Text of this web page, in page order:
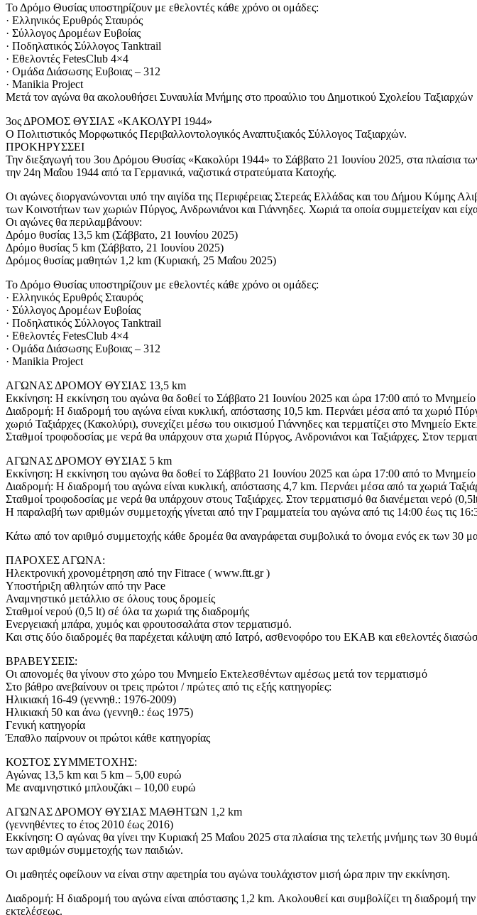
Το Δρόμο Θυσίας υποστηρίζουν με εθελοντές κάθε χρόνο οι ομάδες:
· Ελληνικός Ερυθρός Σταυρός
· Σύλλογος Δρομέων Ευβοίας
· Ποδηλατικός Σύλλογος Tanktrail
· Εθελοντές FetesClub 4×4
· Ομάδα Διάσωσης Ευβοιας – 312
· Manikia Project
Μετά τον αγώνα θα ακολουθήσει Συναυλία Μνήμης στο προαύλιο του Δημοτικού Σχολείου Ταξιαρχών
3ος ΔΡΟΜΟΣ ΘΥΣΙΑΣ «ΚΑΚΟΛΥΡΙ 1944»
Ο Πολιτιστικός Μορφωτικός Περιβαλλοντολογικός Αναπτυξιακός Σύλλογος Ταξιαρχών.
ΠΡΟΚΗΡΥΣΣΕΙ
Την διεξαγωγή του 3ου Δρόμου Θυσίας «Κακολύρι 1944» το Σάββατο 21 Ιουνίου 2025, στα
την 24η Μαΐου 1944 από τα Γερμανικά, ναζιστικά στρατεύματα Κατοχής.
Οι αγώνες διοργανώνονται υπό την αιγίδα της Περιφέρειας Στερεάς Ελλάδας και του Δήμου Κύμης
των Κοινοτήτων των χωριών Πύργος, Ανδρωνιάνοι και Γιάννηδες. Χωριά τα οποία συμμετείχαν και
Οι αγώνες θα περιλαμβάνουν:
Δρόμο θυσίας 13,5 km (Σάββατο, 21 Ιουνίου 2025)
Δρόμο θυσίας 5 km (Σάββατο, 21 Ιουνίου 2025)
Δρόμος θυσίας μαθητών 1,2 km (Κυριακή, 25 Μαΐου 2025)
Το Δρόμο Θυσίας υποστηρίζουν με εθελοντές κάθε χρόνο οι ομάδες:
· Ελληνικός Ερυθρός Σταυρός
· Σύλλογος Δρομέων Ευβοίας
· Ποδηλατικός Σύλλογος Tanktrail
· Εθελοντές FetesClub 4×4
· Ομάδα Διάσωσης Ευβοιας – 312
· Manikia Project
ΑΓΩΝΑΣ ΔΡΟΜΟΥ ΘΥΣΙΑΣ 13,5 km
Εκκίνηση: Η εκκίνηση του αγώνα θα δοθεί το Σάββατο 21 Ιουνίου 2025 και ώρα 17:00 από το
Διαδρομή: Η διαδρομή του αγώνα είναι κυκλική, απόστασης 10,5 km. Περνάει μέσα από τα χωριό
χωριό Ταξιάρχες (Κακολύρι), συνεχίζει μέσω του οικισμού Γιάννηδες και τερματίζει στο Μνημείο
Σταθμοί τροφοδοσίας με νερά θα υπάρχουν στα χωριά Πύργος, Ανδρονιάνοι και Ταξιάρχες. Στον
ΑΓΩΝΑΣ ΔΡΟΜΟΥ ΘΥΣΙΑΣ 5 km
Εκκίνηση: Η εκκίνηση του αγώνα θα δοθεί το Σάββατο 21 Ιουνίου 2025 και ώρα 17:00 από το
Διαδρομή: Η διαδρομή του αγώνα είναι κυκλική, απόστασης 4,7 km. Περνάει μέσα από τα χωριά
Σταθμοί τροφοδοσίας με νερά θα υπάρχουν στους Ταξιάρχες. Στον τερματισμό θα διανέμεται νερό
Η παραλαβή των αριθμών συμμετοχής γίνεται από την Γραμματεία του αγώνα από τις 14:00 έως τις
Κάτω από τον αριθμό συμμετοχής κάθε δρομέα θα αναγράφεται συμβολικά το όνομα ενός εκ των 30
ΠΑΡΟΧΕΣ ΑΓΩΝΑ:
Ηλεκτρονική χρονομέτρηση από την Fitrace ( www.ftt.gr )
Υποστήριξη αθλητών από την Pace
Αναμνηστικό μετάλλιο σε όλους τους δρομείς
Σταθμοί νερού (0,5 lt) σέ όλα τα χωριά της διαδρομής
Ενεργειακή μπάρα, χυμός και φρουτοσαλάτα στον τερματισμό.
Και στις δύο διαδρομές θα παρέχεται κάλυψη από Ιατρό, ασθενοφόρο του ΕΚΑΒ και εθελοντές
ΒΡΑΒΕΥΣΕΙΣ:
Οι απονομές θα γίνουν στο χώρο του Μνημείο Εκτελεσθέντων αμέσως μετά τον τερματισμό
Στο βάθρο ανεβαίνουν οι τρεις πρώτοι / πρώτες από τις εξής κατηγορίες:
Ηλικιακή 16-49 (γεννηθ.: 1976-2009)
Ηλικιακή 50 και άνω (γεννηθ.: έως 1975)
Γενική κατηγορία
Έπαθλο παίρνουν οι πρώτοι κάθε κατηγορίας
ΚΟΣΤΟΣ ΣΥΜΜΕΤΟΧΗΣ:
Αγώνας 13,5 km και 5 km – 5,00 ευρώ
Με αναμνηστικό μπλουζάκι – 10,00 ευρώ
ΑΓΩΝΑΣ ΔΡΟΜΟΥ ΘΥΣΙΑΣ ΜΑΘΗΤΩΝ 1,2 km
(γεννηθέντες το έτος 2010 έως 2016)
Εκκίνηση: Ο αγώνας θα γίνει την Κυριακή 25 Μαΐου 2025 στα πλαίσια της τελετής μνήμης των 30
των αριθμών συμμετοχής των παιδιών.
Οι μαθητές οφείλουν να είναι στην αφετηρία του αγώνα τουλάχιστον μισή ώρα πριν την εκκίνηση.
Διαδρομή: Η διαδρομή του αγώνα είναι απόστασης 1,2 km. Ακολουθεί και συμβολίζει τη διαδρομή
εκτελέσεως.